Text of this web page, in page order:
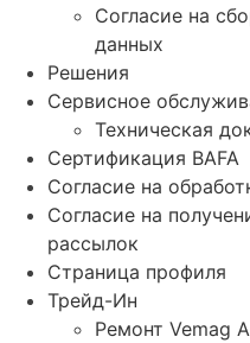
Согласие на
данных
Решения
Сервисное
Техническая
Сертификация BAFA
Согласие на
Согласие на
рассылок
Страница профиля
Трейд-Ин
Ремонт Vemag